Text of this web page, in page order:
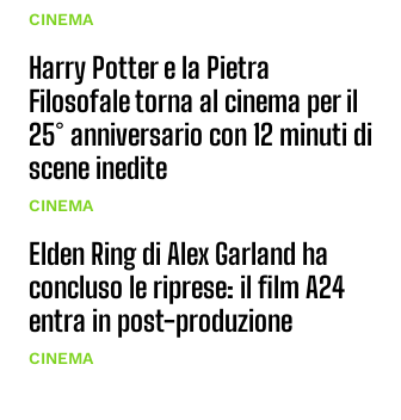
CINEMA
Harry Potter e la Pietra
Filosofale torna al cinema per il
25° anniversario con 12 minuti di
scene inedite
CINEMA
Elden Ring di Alex Garland ha
concluso le riprese: il film A24
entra in post-produzione
CINEMA